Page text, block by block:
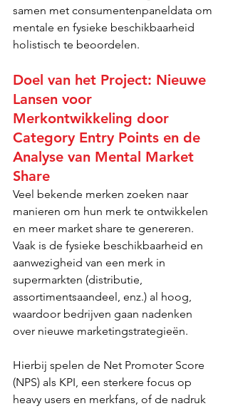
samen met consumentenpaneldata om
mentale en fysieke beschikbaarheid
holistisch te beoordelen.
Doel van het Project: Nieuwe
Lansen voor
Merkontwikkeling door
Category Entry Points en de
Analyse van Mental Market
Share
Veel bekende merken zoeken naar
manieren om hun merk te ontwikkelen
en meer market share te genereren.
Vaak is de fysieke beschikbaarheid en
aanwezigheid van een merk in
supermarkten (distributie,
assortimentsaandeel, enz.) al hoog,
waardoor bedrijven gaan nadenken
over nieuwe marketingstrategieën.
Hierbij spelen de Net Promoter Score
(NPS) als KPI, een sterkere focus op
heavy users en merkfans, of de nadruk